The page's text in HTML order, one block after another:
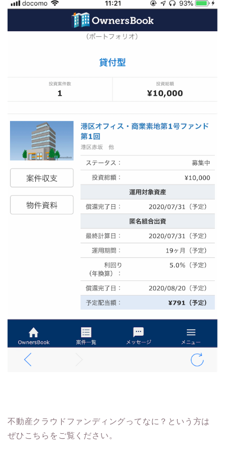
不動産クラウドファンディングってなに？という方は
ぜひこちらをご覧ください。